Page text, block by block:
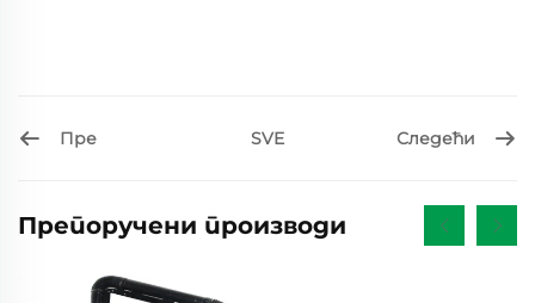
Пре SVE Следећи
Препоручени производи